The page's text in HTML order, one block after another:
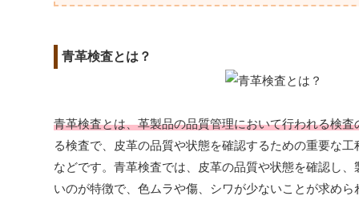
青革検査とは？
青革検査とは、革製品の品質管理において行われる検査
る検査で、皮革の品質や状態を確認するための重要な
などです。青革検査では、皮革の品質や状態を確認し
いのが特徴で、色ムラや傷、シワが少ないことが求めら